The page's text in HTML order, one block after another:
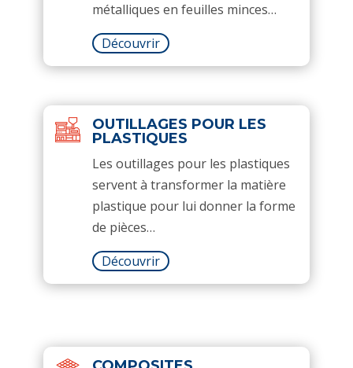
métalliques en feuilles minces…
Découvrir
OUTILLAGES POUR LES
PLASTIQUES
Les outillages pour les plastiques
servent à transformer la matière
plastique pour lui donner la forme
de pièces…
Découvrir